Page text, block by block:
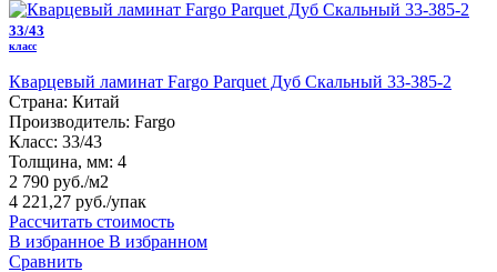
33/43
класс
Кварцевый ламинат Fargo Parquet Дуб Скальный 33-385-2
Страна: Китай
Производитель: Fargo
Класс: 33/43
Толщина, мм: 4
2 790 руб./м2
4 221,27 руб./упак
Рассчитать стоимость
В избранное В избранном
Сравнить